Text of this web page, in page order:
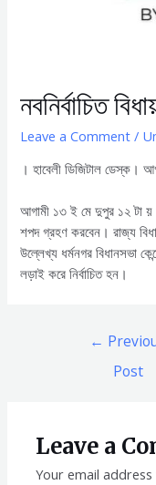
নবনির্বাচিত
Leave a Comment /
। হাবেলী ডিজিটাল ডেস্ক।
আগামী ১৩ ই মে দুপুর ১২ টা য়
শপদ গ্রহণ করবেন। রাজ্য
উল্লেখ্য ধর্মনগর বিধানসভা
লড়াই করে নির্বাচিত হন।
←
Post
Leave a
Your email